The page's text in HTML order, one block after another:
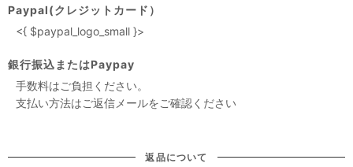
Paypal(クレジットカード）
<{ $paypal_logo_small }>
銀行振込またはPaypay
手数料はご負担ください。
支払い方法はご返信メールをご確認ください
返品について